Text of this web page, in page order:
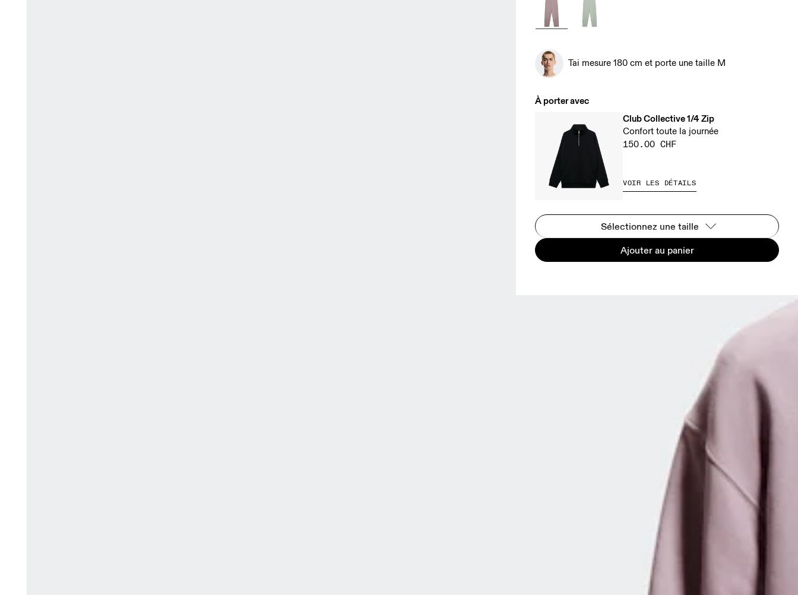
Tai mesure 180 cm et porte une taille M
À porter avec
Club Collective 1/4 Zip
Confort toute la journée
150.00 CHF
VOIR LES DÉTAILS
Sélectionnez une taille
Ajouter au panier